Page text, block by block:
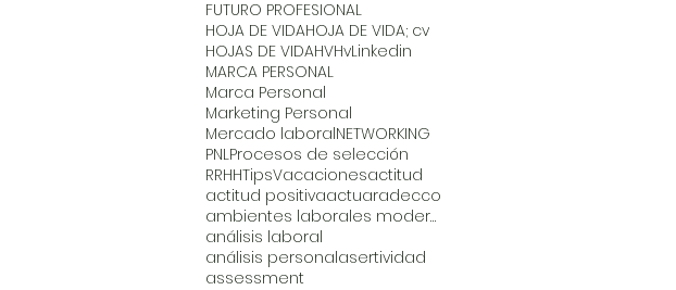
FUTURO PROFESIONAL
HOJA DE VIDAHOJA DE VIDA; cv
HOJAS DE VIDAHVHvLinkedin
MARCA PERSONAL
Marca Personal
Marketing Personal
Mercado laboralNETWORKING
PNLProcesos de selección
RRHHTipsVacacionesactitud
actitud positivaactuaradecco
ambientes laborales modernos
análisis laboral
análisis personalasertividad
assessment